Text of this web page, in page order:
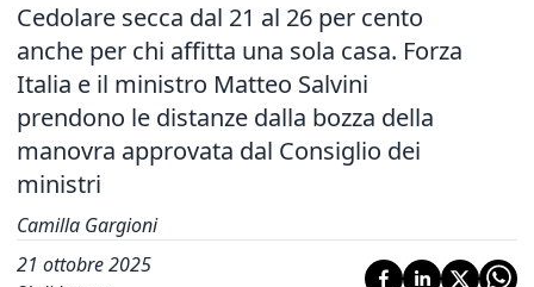
Cedolare secca dal 21 al 26 per cento
anche per chi affitta una sola casa. Forza
Italia e il ministro Matteo Salvini
prendono le distanze dalla bozza della
manovra approvata dal Consiglio dei
ministri
Camilla Gargioni
21 ottobre 2025